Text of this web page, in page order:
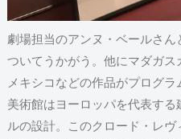
劇場担当のアンヌ・ベールさ
ついてうかがう。他にマダガス
メキシコなどの作品がプログ
美術館はヨーロッパを代表す
ルの設計。このクロード・レ